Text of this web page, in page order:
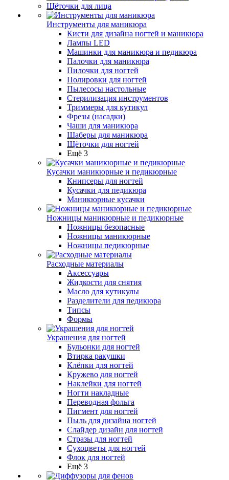
Щёточки для лица
Инструменты для маникюра
Кисти для дизайна ногтей и маникюра
Лампы LED
Машинки для маникюра и педикюра
Палочки для маникюра
Пилочки для ногтей
Полировки для ногтей
Пылесосы настольные
Стерилизация инструментов
Триммеры для кутикул
Фрезы (насадки)
Чаши для маникюра
Шаберы для маникюра
Щёточки для ногтей
Ещё 3
Кусачки маникюрные и педикюрные
Книпсеры для ногтей
Кусачки для педикюра
Маникюрные кусачки
Ножницы маникюрные и педикюрные
Ножницы безопасные
Ножницы маникюрные
Ножницы педикюрные
Расходные материалы
Аксессуары
Жидкости для снятия
Масло для кутикулы
Разделители для педикюра
Типсы
Формы
Украшения для ногтей
Бульонки для ногтей
Втирка ракушки
Клёпки для ногтей
Кружево для ногтей
Наклейки для ногтей
Ногти накладные
Переводная фольга
Пигмент для ногтей
Пыль для дизайна ногтей
Слайдер дизайн для ногтей
Стразы для ногтей
Сухоцветы для ногтей
Флок для ногтей
Ещё 3